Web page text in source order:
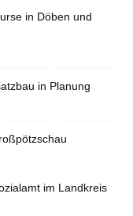
in Döben und
in Planung
im Landkreis